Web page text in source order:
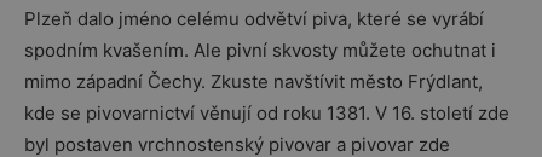
Plzeň dalo jméno celému odvětví piva, které se vyrábí
spodním kvašením. Ale pivní skvosty můžete ochutnat i
mimo západní Čechy. Zkuste navštívit město Frýdlant,
kde se pivovarnictví věnují od roku 1381. V 16. století zde
byl postaven vrchnostenský pivovar a pivovar zde